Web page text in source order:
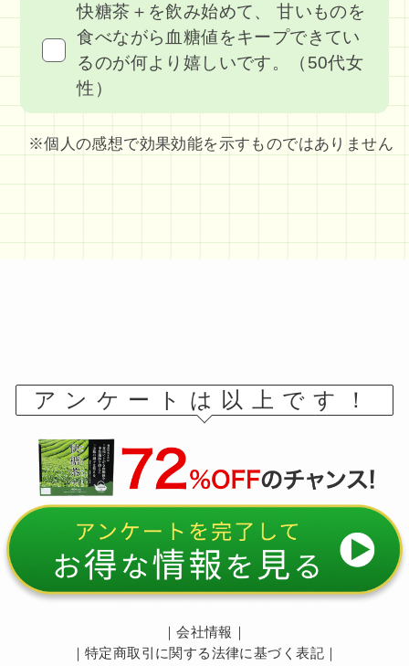
快糖茶＋を飲み始めて、 甘いものを
食べながら血糖値をキープできてい
るのが何より嬉しいです。（50代女
性）
※個人の感想で効果効能を示すものではありません
アンケートは以上です！
｜会社情報
｜特定商取引に関する法律に基づく表記｜